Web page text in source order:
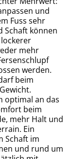
und
Fuss sehr
Schaft können
mehr
werden.
beim
optimal an das
beim
mehr Halt und
Ein
Schaft im
und rund um